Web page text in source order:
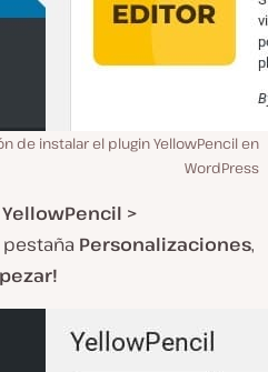
de instalar el plugin YellowPencil en
WordPress
YellowPencil >
pestaña Personalizaciones,